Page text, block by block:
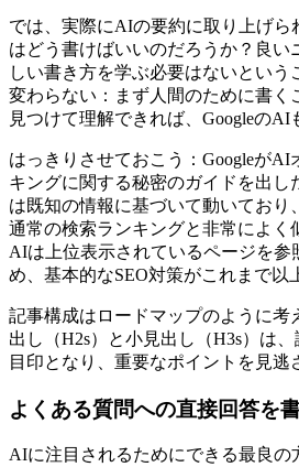
では、実際にAIの要約に取り上げら
はどう書けばいいのだろうか？良い
しい書き方を学ぶ必要はないという
変わらない：まず人間のために書く
見つけて理解できれば、GoogleのAI
はっきりさせておこう：GoogleがAI
キングに関する秘密のガイドを出し
は既知の情報に基づいて動いており
通常の検索ランキングと非常によく
AIは上位表示されているページを参
め、基本的なSEO対策がこれまで以
記事構成はロードマップのように考
出し（H2s）と小見出し（H3s）は
目印となり、重要なポイントを見逃
よくある質問への直接回答を
AIに注目されるためにできる最良の